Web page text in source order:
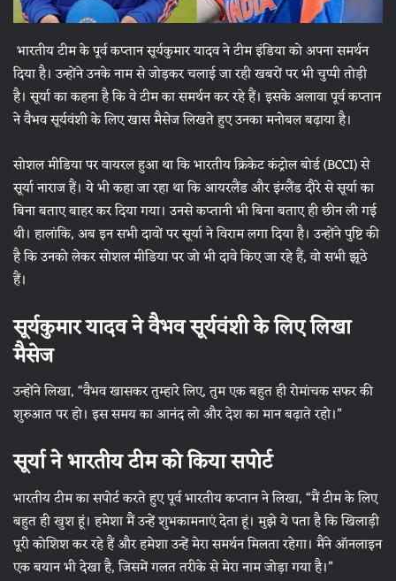
भारतीय टीम के पूर्व कप्तान सूर्यकुमार यादव ने टीम इंडिया को अपना समर्थन
दिया है। उन्होंने उनके नाम से जोड़कर चलाई जा रही खबरों पर भी चुप्पी तोड़ी
है। सूर्या का कहना है कि वे टीम का समर्थन कर रहे हैं। इसके अलावा पूर्व कप्तान
ने वैभव सूर्यवंशी के लिए खास मैसेज लिखते हुए उनका मनोबल बढ़ाया है।
सोशल मीडिया पर वायरल हुआ था कि भारतीय क्रिकेट कंट्रोल बोर्ड (BCCI) से
सूर्या नाराज हैं। ये भी कहा जा रहा था कि आयरलैंड और इंग्लैंड दौरे से सूर्या का
बिना बताए बाहर कर दिया गया। उनसे कप्तानी भी बिना बताए ही छीन ली गई
थी। हालांकि, अब इन सभी दावों पर सूर्या ने विराम लगा दिया है। उन्होंने पुष्टि की
है कि उनको लेकर सोशल मीडिया पर जो भी दावे किए जा रहे हैं, वो सभी झूठे
हैं।
सूर्यकुमार यादव ने वैभव सूर्यवंशी के लिए लिखा
मैसेज
उन्होंने लिखा, “वैभव खासकर तुम्हारे लिए, तुम एक बहुत ही रोमांचक सफर की
शुरुआत पर हो। इस समय का आनंद लो और देश का मान बढ़ाते रहो।”
सूर्या ने भारतीय टीम को किया सपोर्ट
भारतीय टीम का सपोर्ट करते हुए पूर्व भारतीय कप्तान ने लिखा, “मैं टीम के लिए
बहुत ही खुश हूं। हमेशा मैं उन्हें शुभकामनाएं देता हूं। मुझे ये पता है कि खिलाड़ी
पूरी कोशिश कर रहे हैं और हमेशा उन्हें मेरा समर्थन मिलता रहेगा। मैंने ऑनलाइन
एक बयान भी देखा है, जिसमें गलत तरीके से मेरा नाम जोड़ा गया है।”